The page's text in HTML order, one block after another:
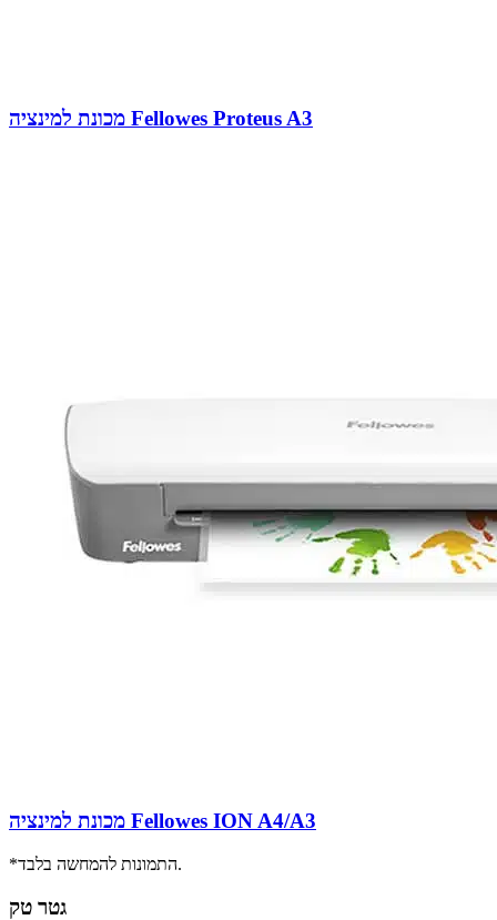
מכונת למינציה Fellowes Proteus A3
מכונת למינציה Fellowes ION A4/A3
*התמונות להמחשה בלבד.
גטר טק